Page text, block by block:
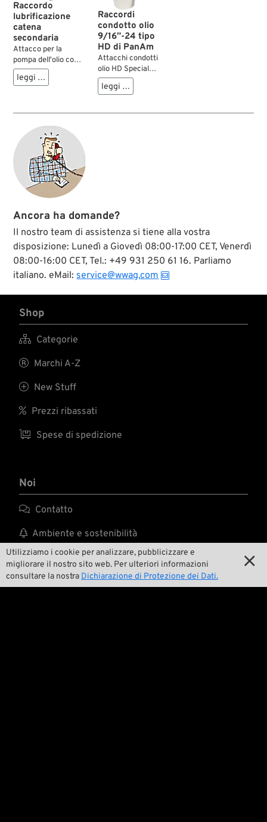
Utilizziamo i cookie per analizzare, pubblicizzare e
migliorare il nostro sito web. Per ulteriori informazioni
consultare la nostra Dichiarazione di Protezione dei Dati.

Raccordo
lubrificazione
catena
secondaria
Attacco per la
pompa dell'olio con
lubrificatore della
catena secondaria
raccordo di ritorno
regolare e funziona
solo con linee olio
rigide. Il condotto
che porta alla
catena secondaria
non fa parte della
fornitura.
leggi …
Raccordi
condotto olio
9/16”-24 tipo
HD di PanAm
Attacchi condotti
olio HD Special
finalmente di nuovo
disponibili! Attacchi
per serbatoi e
gomma con DI
5/16". In questo
modo è possibile
realizzare linee olio
Custom in pochi
minuti. Massima
qualità.
leggi …
Ancora ha domande?
Il nostro team di assistenza si tiene alla vostra
disposizione: Lunedì a Giovedì 08:00-17:00 CET, Venerdì
08:00-16:00 CET, Tel.: +49 931 250 61 16. Parliamo
italiano. eMail:service@wwag.com
Shop
 Categorie
 Marchi A-Z
 New Stuff
 Prezzi ribassati
 Spese di spedizione
Noi
 Contatto
 Ambiente e sostenibilità
 La nostra storia
 Wrecking Crew